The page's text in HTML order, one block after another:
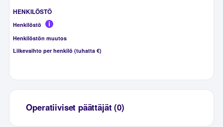
HENKILÖSTÖ
Henkilöstö
Henkilöstön muutos
Liikevaihto per henkilö (tuhatta €)
Operatiiviset päättäjät (0)